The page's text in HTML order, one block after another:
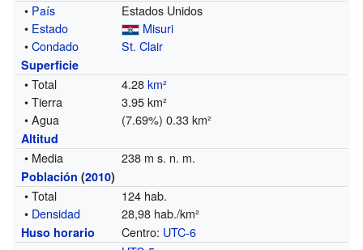
• País
Estados Unidos
• Estado
Misuri
•Condado St. Clair
Superficie
• Total 4.28km²
• Tierra
3.95 km²
• Agua
(7.69%) 0.33 km²
Altitud
• Media 238 m s. n. m.
Población (2010)
• Total
124 hab.
• Densidad 28,98 hab./km²
Huso horario Centro: UTC-6